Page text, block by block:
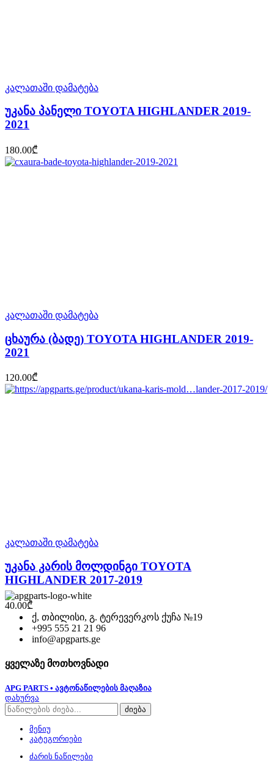
კალათაში დამატება
უკანა პანელი TOYOTA HIGHLANDER 2019-
2021
180.00₾
კალათაში დამატება
ცხაურა (ბადე) TOYOTA HIGHLANDER 2019-
2021
120.00₾
კალათაში დამატება
უკანა კარის მოლდინგი TOYOTA
HIGHLANDER 2017-2019
40.00₾
ქ, თბილისი, გ. ტერევერკოს ქუჩა №19
+995 555 21 21 96
info@apgparts.ge
ყველაზე მოთხოვნადი
APG PARTS • ავტონაწილების მაღაზია
დახურვა
ძიება
მენიუ
კატეგორიები
ძარის ნაწილები